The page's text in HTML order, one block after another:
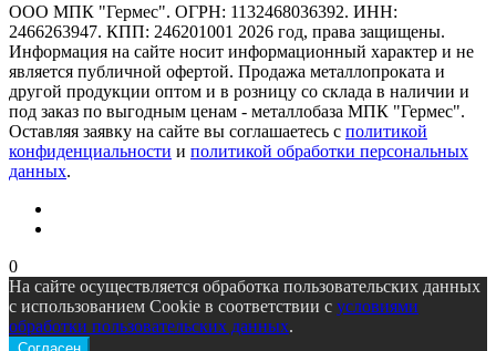
ООО МПК "Гермес". ОГРН: 1132468036392. ИНН:
2466263947. КПП: 246201001 2026 год, права защищены.
Информация на сайте носит информационный характер и не
является публичной офертой. Продажа металлопроката и
другой продукции оптом и в розницу со склада в наличии и
под заказ по выгодным ценам - металлобаза МПК "Гермес".
Оставляя заявку на сайте вы соглашаетесь с политикой
конфиденциальности и политикой обработки персональных
данных.
0
На сайте осуществляется обработка пользовательских данных
с использованием Cookie в соответствии с условиями
обработки пользовательских данных.